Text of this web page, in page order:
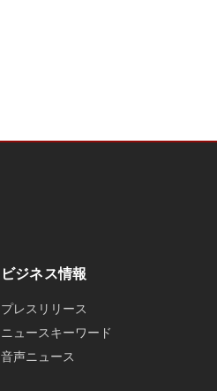
ビジネス情報
プレスリリース
ニュースキーワード
音声ニュース